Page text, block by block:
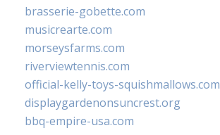
brasserie-gobette.com
musicrearte.com
morseysfarms.com
riverviewtennis.com
official-kelly-toys-squishmallows.com
displaygardenonsuncrest.org
bbq-empire-usa.com